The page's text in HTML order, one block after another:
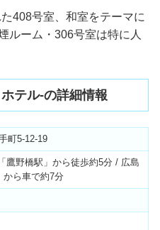
408号室、和室をテーマに
ルーム・306号室は特に人
テル-の詳細情報
町5-12-19
鷹野橋駅」から徒歩約5分 / 広島
から車で約7分